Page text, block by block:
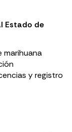
Estado de
marihuana
y registro